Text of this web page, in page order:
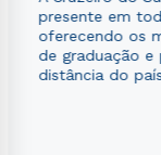
presente em
oferecendo os
de graduação e
distância do